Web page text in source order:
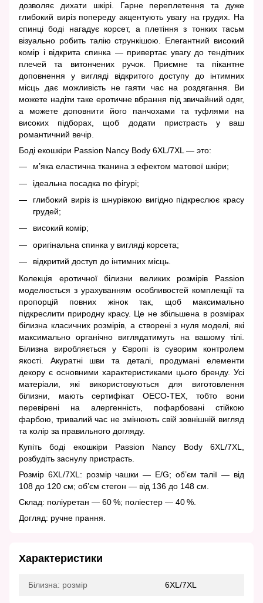
дозволяє дихати шкірі. Гарне переплетення та дуже
глибокий виріз попереду акцентують увагу на грудях. На
спинці боді нагадує корсет, а плетіння з тонких тасьм
візуально робить талію стрункішою. Елегантний високий
комір і відкрита спинка — привертає увагу до тендітних
плечей та витончених ручок. Приємне та пікантне
доповнення у вигляді відкритого доступу до інтимних
місць дає можливість не гаяти час на роздягання. Ви
можете надіти таке еротичне вбрання під звичайний одяг,
а можете доповнити його панчохами та туфлями на
високих підборах, щоб додати пристрасть у ваш
романтичний вечір.
Боді екошкіри Passion Nancy Body 6XL/7XL — это:
м’яка еластична тканина з ефектом матової шкіри;
ідеальна посадка по фігурі;
глибокий виріз із шнурівкою вигідно підкреслює красу
грудей;
високий комір;
оригінальна спинка у вигляді корсета;
відкритий доступ до інтимних місць.
Колекція еротичної білизни великих розмірів Passion
моделюється з урахуванням особливостей комплекції та
пропорцій повних жінок так, щоб максимально
підкреслити природну красу. Це не збільшена в розмірах
білизна класичних розмірів, а створені з нуля моделі, які
максимально органічно виглядатимуть на вашому тілі.
Білизна виробляється у Європі із суворим контролем
якості. Акуратні шви та деталі, продумані елементи
декору є основними характеристиками цього бренду. Усі
матеріали, які використовуються для виготовлення
білизни, мають сертифікат OECO-TEX, тобто вони
перевірені на алергенність, пофарбовані стійкою
фарбою, тривалий час не змінюють свій зовнішній вигляд
та колір за правильного догляду.
Купіть боді екошкіри Passion Nancy Body 6XL/7XL,
розбудіть заснулу пристрасть.
Розмір 6XL/7XL: розмір чашки — E/G; об’єм талії — від
108 до 120 см; об’єм стегон — від 136 до 148 см.
Склад: поліуретан — 60 %; поліестер — 40 %.
Догляд: ручне прання.
Характеристики
Білизна: розмір 6XL/7XL